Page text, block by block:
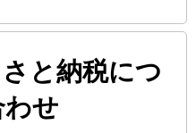
と納税につ
せ